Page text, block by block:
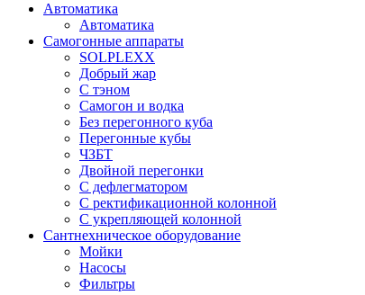
Автоматика
Автоматика
Самогонные аппараты
SOLPLEXX
Добрый жар
С тэном
Самогон и водка
Без перегонного куба
Перегонные кубы
ЧЗБТ
Двойной перегонки
С дефлегматором
С ректификационной колонной
С укрепляющей колонной
Сантнехническое оборудование
Мойки
Насосы
Фильтры